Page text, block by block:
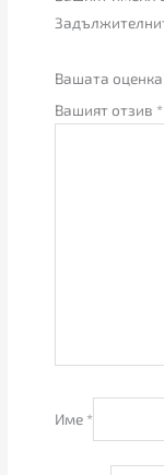
Вашата оценка
Вашият отзив *
Име *